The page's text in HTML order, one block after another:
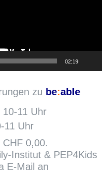
02:19
zu be:able
11 Uhr
11 Uhr
0,00.
Institut & PEP4Kids
E-Mail an